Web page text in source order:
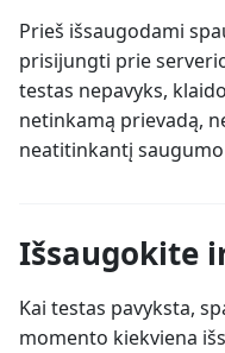
Prieš išsaugodami
prisijungti prie
testas nepavyks,
netinkamą prievadą,
neatitinkantį
Išsaugokite
Kai testas pavyksta,
momento kiekviena